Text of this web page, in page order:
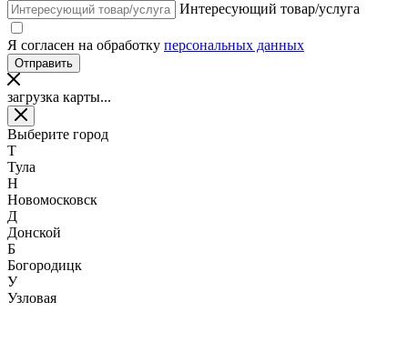
Интересующий товар/услуга
Я согласен на обработку персональных данных
загрузка карты...
Выберите город
Т
Тула
Н
Новомосковск
Д
Донской
Б
Богородицк
У
Узловая